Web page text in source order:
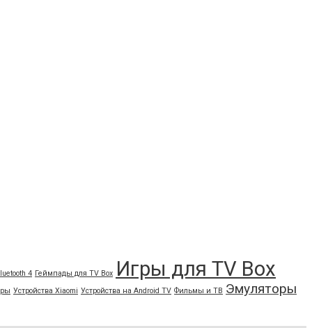
4 Геймпады для TV Box Игры для TV Box
Устройства Xiaomi Устройства на Android TV Фильмы и ТВ Эмуляторы